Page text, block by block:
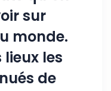
sur
monde.
les
de